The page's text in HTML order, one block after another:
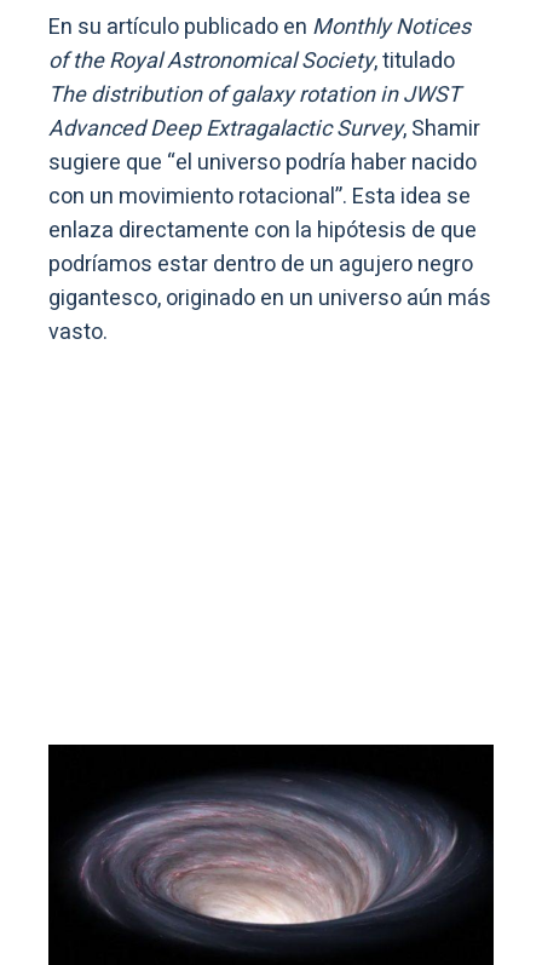
En su artículo publicado en Monthly Notices
of the Royal Astronomical Society, titulado
The distribution of galaxy rotation in JWST
Advanced Deep Extragalactic Survey, Shamir
sugiere que “el universo podría haber nacido
con un movimiento rotacional”. Esta idea se
enlaza directamente con la hipótesis de que
podríamos estar dentro de un agujero negro
gigantesco, originado en un universo aún más
vasto.